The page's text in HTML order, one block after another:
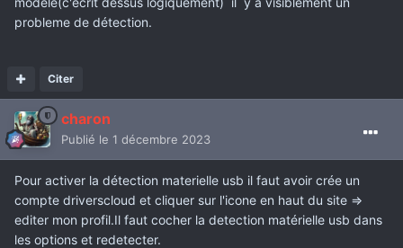
probleme de détection.
Citer
charon
Publié le 1 décembre 2023
Pour activer la détection materielle usb il faut avoir crée un
compte driverscloud et cliquer sur l'icone en haut du site =>
editer mon profil.Il faut cocher la detection matérielle usb dans
les options et redetecter.